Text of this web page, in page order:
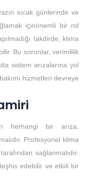
sıcak günlerinde ve
içinönemli bir rol
takdirde, klima
Bu sorunlar, verimlilik
sistem arızalarına yol
hizmetleri devreye
herhangi bir arıza,
Profesyonel klima
sağlanmalıdır.
teşhis edebilir ve etkili bir